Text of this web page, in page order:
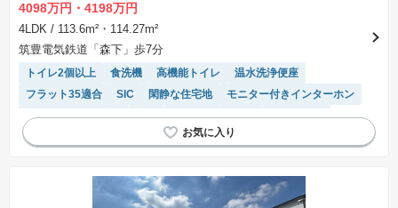
4098万円・4198万円
4LDK / 113.6m²・114.27m²
筑豊電気鉄道「森下」歩7分
トイレ2個以上 食洗機 高機能トイレ
温水洗浄便座
フラット35適合
SIC 閑静な住宅地
モニター付きインターホン
キッチン収納が多い
WIC システムキッチン
陽当り良好
接面道路の幅が６m以上
対面キッチン